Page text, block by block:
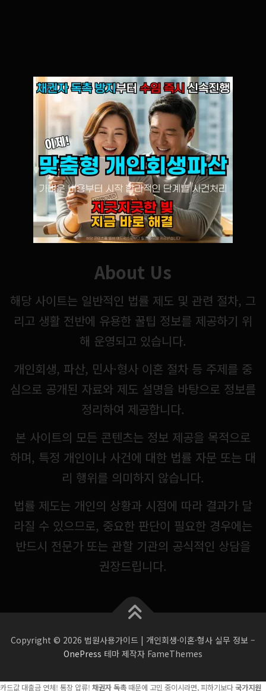
About Us
해당 사이트는 일반적인 법률 제도 및 관련 절차, 그
리고 생활 전반에 유용한 꿀팁 정보를 제공하기 위
해 운영되고 있습니다.
개인회생, 파산, 민사·형사 이혼 절차 등 주제를 중
심으로 공개된 자료와 제도 설명을 바탕으로 정보를
정리하여 제공합니다.
본 사이트의 모든 콘텐츠는 정보 제공을 목적으로
하며, 특정 개인이나 사건에 대한 법률 자문 또는 대
리 행위를 의미하지 않습니다.
법률 제도는 개인의 상황과 시점에 따라 결과가 달
라질 수 있으므로, 중요한 판단이 필요한 경우에는
반드시 전문가 또는 관할 기관의 공식적인 상담을
권장드립니다.
Copyright © 2026 법원사용가이드 | 개인회생·이혼·형사 실무 정보 –
OnePress 테마 제작자 FameThemes
카드값 대출금 연체! 통장 압류! 채권자 독촉 때문에 고민 중이시라면, 피하기보다국가지원